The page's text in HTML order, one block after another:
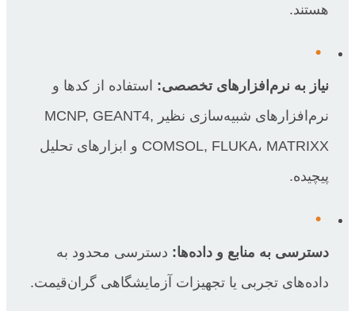
هستند.
•
نیاز به نرم‌افزارهای تخصصی: استفاده از کدها و
نرم‌افزارهای شبیه‌سازی نظیر MCNP, GEANT4,
COMSOL, FLUKA، MATRIXX و ابزارهای تحلیل
پیچیده.
•
دسترسی به منابع و داده‌ها: دسترسی محدود به
داده‌های تجربی یا تجهیزات آزمایشگاهی گران‌قیمت.